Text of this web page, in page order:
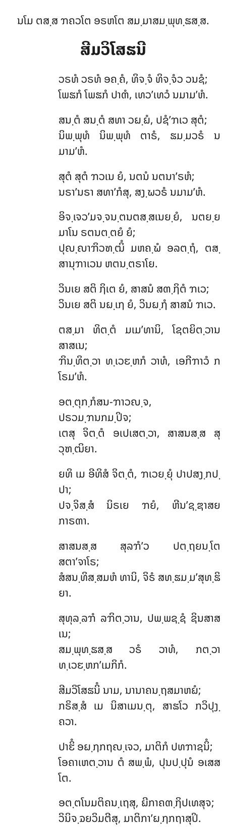
ນໂມ ຕສ຺ສ ຠຄວໂຕ ອຣຫໂຕ ສມ຺ມາສມ຺ພຸທ຺ຘສ຺ສ.
ສີມວິໂສຘນີ
ວຣທໍວຣທໍ ອຄ຺ຄໍ, ທິຈ຺ຈໍ ທິຈ຺ຈໍວ ວນຊໍ;
ໂພຘກໍ ໂພຘກໍ ປາຓໍ, ເທວ’ເທວໍ ນມາມ’ຫໍ.
ສນ຺ຕໍ ສນ຺ຕໍ ສທາ ວຏ຺ຏໍ, ປຊໍ’ຠເວ ສຸຕໍ;
ນິພ຺ພຸທໍ ນິພ຺ພຸທໍ ຕາຣໍ, ຘມ຺ມວຣໍ ນ
ມາມ’ຫໍ.
ສຸຕໍ ສຸຕໍ ຠວເນ ຍໍ, ນຕນໍ ນຕນາ’ຣຫໍ;
ນຣາ’ນຣາ ສທາ’ກໍສຸ, ສງ຺ຆວຣໍ ນມາມ’ຫໍ.
ອິຈ຺ເຈວ’ມຈ຺ຈນ຺ຕນຕສ຺ສເນຍ຺ຍໍ, ນຕຍ຺ຍ
ມາໂນ ຣຕນຕ຺ຕຍໍ ຍໍ;
ປຸຎ຺ຎາຠິວຑ຺ຒິໍ ມຫຄ຺ຆໍ ອລຕ຺ຖໍ, ຕສ຺
ສານຸຠາເວນ ຫຕນ຺ຕຣາໂຍ.
ວິນເຍ ສຕິ ຐິເຕ ຍໍ, ສາສນໍ ສຓ຺ຐິຕໍ ຠເວ;
ວິນເຍ ສຕິ ນຏ຺ເຐ ຍໍ, ວິນຏ຺ຐໍ ສາສນໍ ຠເວ.
ຕສ຺ມາ ທິຕ຺ຕໍ ມເມ’ທານິ, ໂຊຕຍິຕ຺ວານ
ສາສເນ;
ຠິນ຺ທິຕ຺ວາ ທ຺ເວຬ຺ຫກໍ ວາທໍ, ເອກີຠາວໍ ກ
ໂຣມ’ຫໍ.
ອຕ຺ຕຸກ຺ກໍສນ-ຠາວຎ຺ຈ,
ປຣວມ຺ຠນກມ຺ປິຈ;
ເຕສຸ ຈິຕ຺ຕໍ ອເປເສຕ຺ວາ, ສາສນສ຺ສ ສຸ
ວຸຑ຺ຒິຍາ.
ຍທິ ເມ ອີທິສໍ ຈິຕ຺ຕໍ, ຠເວຍ຺ຍຸໍ ປາປສງ຺ກປ຺
ປາ;
ປຈ຺ຈິສ຺ສໍ ນິຣເຍ ຠຍໍ, ຫີນ’ຊ຺ຌາສຍ
ກາຣຓາ.
ສາສນສ຺ສ ສຸລຠໍ’ວ ປຕ຺ຖຍນ຺ໂຕ
ສຕາ’ຈາໂຣ;
ສໍສນ຺ທິສ຺ສມຫໍ ທານິ, ຈິຣໍ ສທ຺ຘມ຺ມ’ສຸທ຺ຘິ
ຍາ.
ສຸທຸລ຺ລຠໍ ລຠິຕ຺ວານ, ປພ຺ພຊ຺ຊໍ ຊິນສາສ
ເນ;
ສມ຺ພຸທ຺ຘສ຺ສ ວຣໍ ວາທໍ, ກຕ຺ວາ
ທ຺ເວຬ຺ຫກ’ເມກິກໍ.
ສີມວິໂສຘນິໍ ນາມ, ນານາຄນ຺ຖສມາຫຏໍ;
ກຣິສ຺ສໍ ເມ ນິສາເມນ຺ຕຸ, ສາຘໂວ ກວິປຸງ຺
ຄວາ.
ປາຬິໍ ອຏ຺ຐກຖຎ຺ເຈວ, ມາຕິກໍ ປທຠາຊນິໍ;
ໂອຄາເຫຕ຺ວານ ຕໍ ສພ຺ພໍ, ປຸນປ຺ປຸນໍ ອເສສ
ໂຕ.
ອຕ຺ຕໂນມຕິຄນ຺ເຖສຸ, ຏີກາຄຓ຺ຐິປເທສຸຈ;
ວິນິຈ຺ຉຍວິມຕີສຸ, ມາຕິກາ’ຏ຺ຐກຖາສຸປິ.